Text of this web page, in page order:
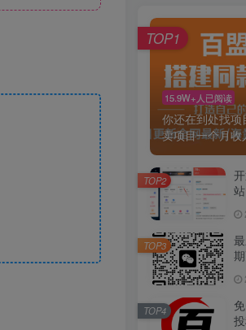
15.9W+人已阅读
你还在到处找
卖项目一个月
TOP1
TOP2
TOP3
TOP4